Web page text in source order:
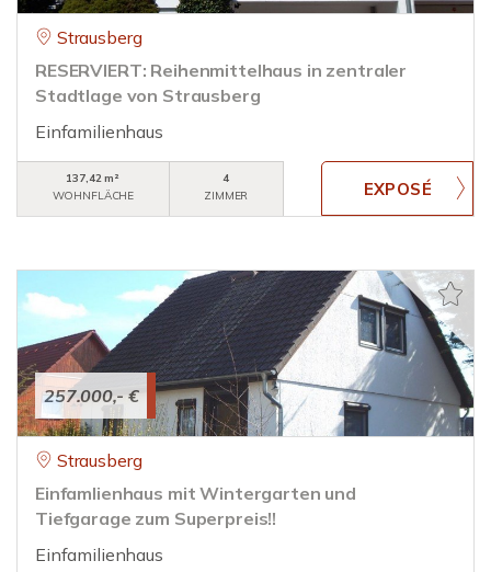
Strausberg
RESERVIERT: Reihenmittelhaus in zentraler
Stadtlage von Strausberg
Einfamilienhaus
137,42 m²
WOHNFLÄCHE
4
ZIMMER
257.000,- €
Strausberg
Einfamlienhaus mit Wintergarten und
Tiefgarage zum Superpreis!!
Einfamilienhaus